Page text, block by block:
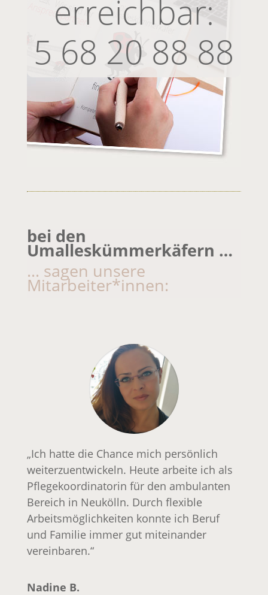
erreichbar:
5 68 20 88 88
bei den
Umalleskümmerkäfern …
… sagen unsere
Mitarbeiter*innen:
„Ich hatte die Chance mich persönlich
weiterzuentwickeln. Heute arbeite ich als
Pflegekoordinatorin für den ambulanten
Bereich in Neukölln. Durch flexible
Arbeitsmöglichkeiten konnte ich Beruf
und Familie immer gut miteinander
vereinbaren.“
Nadine B.